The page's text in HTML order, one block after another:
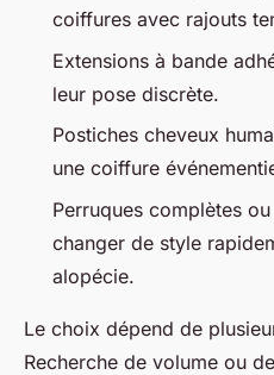
coiffures avec rajouts
Extensions à bande
leur pose discrète.
Postiches cheveux
une coiffure
Perruques complètes
changer de style
alopécie.
Le choix dépend de
Recherche de volume ou